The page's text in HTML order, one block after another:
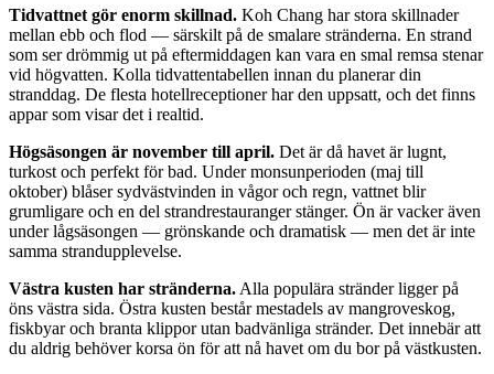
Tidvattnet gör enorm skillnad. Koh Chang har stora skillnader
mellan ebb och flod — särskilt på de smalare stränderna. En strand
som ser drömmig ut på eftermiddagen kan vara en smal remsa stenar
vid högvatten. Kolla tidvattentabellen innan du planerar din
stranddag. De flesta hotellreceptioner har den uppsatt, och det finns
appar som visar det i realtid.
Högsäsongen är november till april. Det är då havet är lugnt,
turkost och perfekt för bad. Under monsunperioden (maj till
oktober) blåser sydvästvinden in vågor och regn, vattnet blir
grumligare och en del strandrestauranger stänger. Ön är vacker även
under lågsäsongen — grönskande och dramatisk — men det är inte
samma strandupplevelse.
Västra kusten har stränderna. Alla populära stränder ligger på
öns västra sida. Östra kusten består mestadels av mangroveskog,
fiskbyar och branta klippor utan badvänliga stränder. Det innebär att
du aldrig behöver korsa ön för att nå havet om du bor på västkusten.